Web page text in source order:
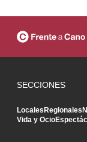
SECCIONES
LocalesRegionales
Vida y Ocio